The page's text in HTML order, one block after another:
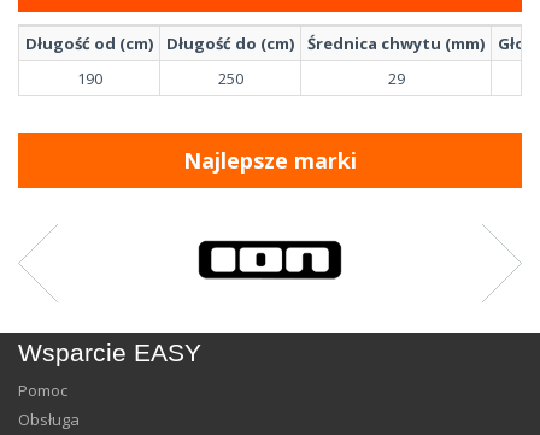
Długość od (cm) Długość do (cm) Średnica chwytu (mm)
190
250 29
Najlepsze marki
Wsparcie EASY
Pomoc
Obsługa